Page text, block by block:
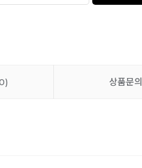
상품문의